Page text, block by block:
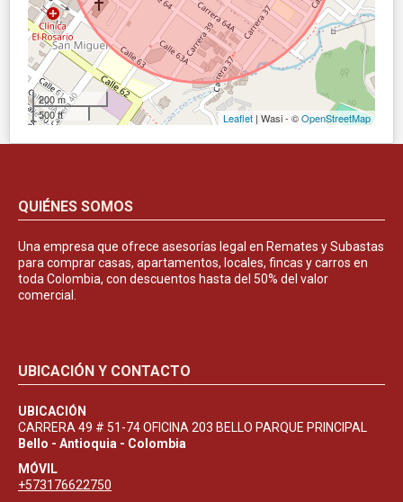
200 m
500 ft
Leaflet | Wasi - ©OpenStreetMap
QUIÉNES SOMOS
Una empresa que ofrece asesorías legal en Remates y Subastas
para comprar casas, apartamentos, locales, fincas y carros en
toda Colombia, con descuentos hasta del 50% del valor
comercial.
UBICACIÓN Y CONTACTO
UBICACIÓN
CARRERA 49 # 51-74 OFICINA 203 BELLO PARQUE PRINCIPAL
Bello - Antioquia - Colombia
MÓVIL
+573176622750